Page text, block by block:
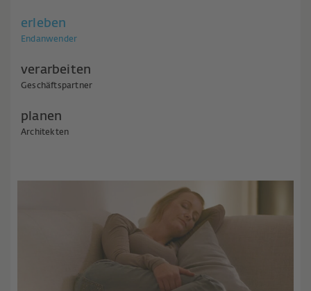
erleben
Endanwender
verarbeiten
Geschäftspartner
planen
Architekten